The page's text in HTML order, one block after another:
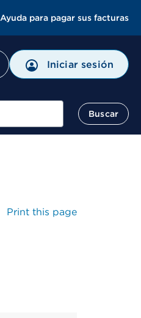
Ayuda para pagar sus facturas
Iniciar sesión
Buscar
Print this page